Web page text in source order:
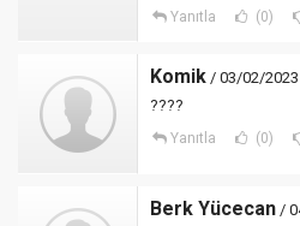
Yanıtla (0)
Komik / 03/02/2023
????
Yanıtla (0)
Berk Yücecan /